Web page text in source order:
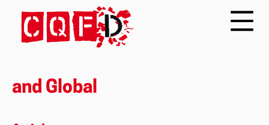
and Global